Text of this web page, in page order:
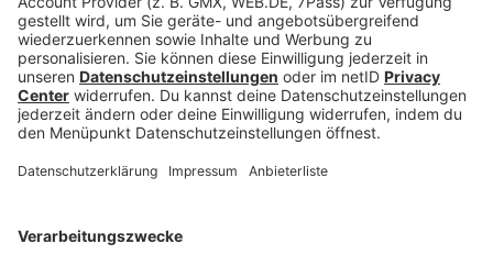
Beitrag zu10 Tipps, um die Lerngeschwindigkeit
zu steigern.
Modulen im Studium